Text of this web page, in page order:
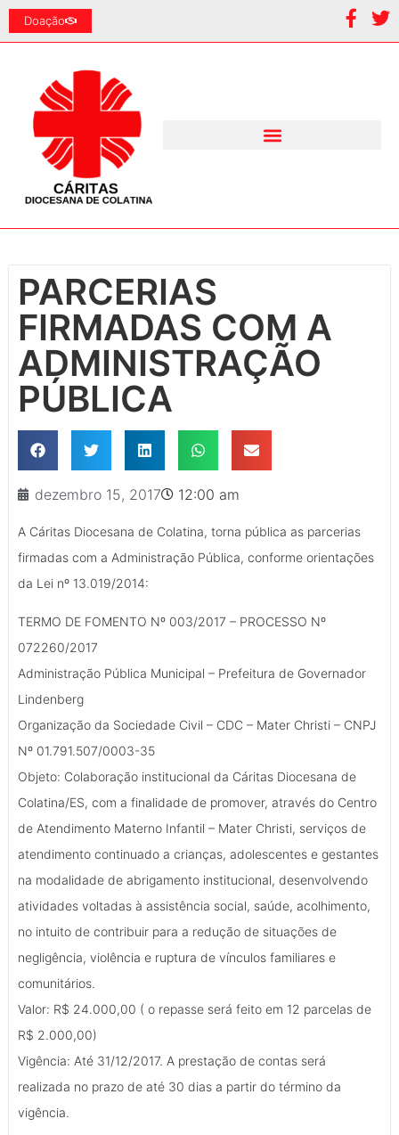
Doação
PARCERIAS
FIRMADAS COM A
ADMINISTRAÇÃO
PÚBLICA
dezembro 15, 2017 12:00 am
A Cáritas Diocesana de Colatina, torna pública as parcerias
firmadas com a Administração Pública, conforme orientações
da Lei nº 13.019/2014:
TERMO DE FOMENTO Nº 003/2017 – PROCESSO Nº
072260/2017
Administração Pública Municipal – Prefeitura de Governador
Lindenberg
Organização da Sociedade Civil – CDC – Mater Christi – CNPJ
Nº 01.791.507/0003-35
Objeto: Colaboração institucional da Cáritas Diocesana de
Colatina/ES, com a finalidade de promover, através do Centro
de Atendimento Materno Infantil – Mater Christi, serviços de
atendimento continuado a crianças, adolescentes e gestantes
na modalidade de abrigamento institucional, desenvolvendo
atividades voltadas à assistência social, saúde, acolhimento,
no intuito de contribuir para a redução de situações de
negligência, violência e ruptura de vínculos familiares e
comunitários.
Valor: R$ 24.000,00 ( o repasse será feito em 12 parcelas de
R$ 2.000,00)
Vigência: Até 31/12/2017. A prestação de contas será
realizada no prazo de até 30 dias a partir do término da
vigência.